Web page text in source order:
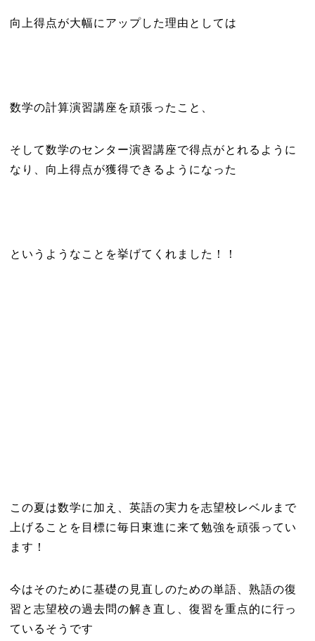
向上得点が大幅にアップした理由としては
数学の計算演習講座を頑張ったこと、
そして数学のセンター演習講座で得点がとれるように
なり、向上得点が獲得できるようになった
というようなことを挙げてくれました！！
この夏は数学に加え、英語の実力を志望校レベルまで
上げることを目標に毎日東進に来て勉強を頑張ってい
ます！
今はそのために基礎の見直しのための単語、熟語の復
習と志望校の過去問の解き直し、復習を重点的に行っ
ているそうです